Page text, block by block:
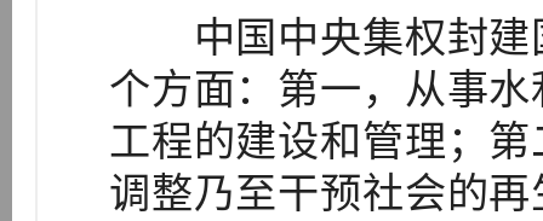
中国中央集权封建
个方面：第一，从事
工程的建设和管理；
调整乃至干预社会的